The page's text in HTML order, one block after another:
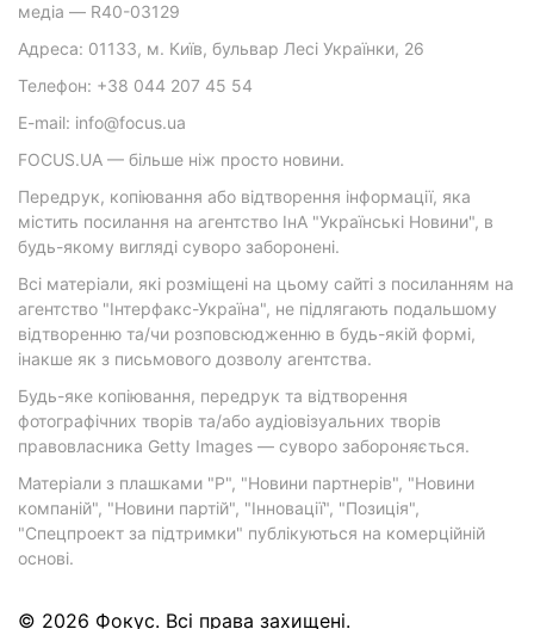
медіа — R40-03129
Адреса: 01133, м. Київ, бульвар Лесі Українки, 26
Телефон: +38 044 207 45 54
E-mail: info@focus.ua
FOCUS.UA — більше ніж просто новини.
Передрук, копіювання або відтворення інформації, яка
містить посилання на агентство ІнА "Українські Новини", в
будь-якому вигляді суворо заборонені.
Всі матеріали, які розміщені на цьому сайті з посиланням на
агентство "Інтерфакс-Україна", не підлягають подальшому
відтворенню та/чи розповсюдженню в будь-якій формі,
інакше як з письмового дозволу агентства.
Будь-яке копіювання, передрук та відтворення
фотографічних творів та/або аудіовізуальних творів
правовласника Getty Images — суворо забороняється.
Матеріали з плашками "Р", "Новини партнерів", "Новини
компаній", "Новини партій", "Інновації", "Позиція",
"Спецпроект за підтримки" публікуються на комерційній
основі.
© 2026 Фокус. Всі права захищені.